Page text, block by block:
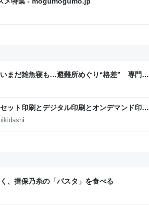
まだ雑魚寝も…避難所めぐり“格差” 専門家
熊本地震｜FNNプライムオンライン
ット印刷とデジタル印刷とオンデマンド印刷
淳子
、揖保乃糸の「パスタ」を食べる